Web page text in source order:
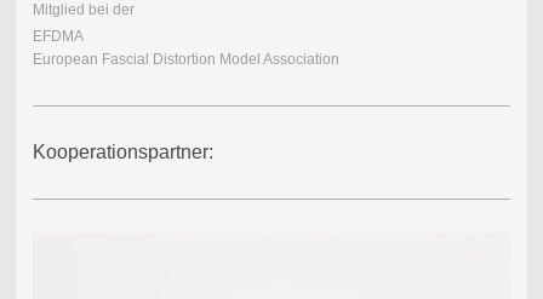
Mitglied bei der
EFDMA
European Fascial Distortion Model Association
Kooperationspartner: